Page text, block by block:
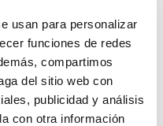
usan para personalizar
funciones de redes
compartimos
del sitio web con
publicidad y análisis
con otra información
Club de
a la
catogoría